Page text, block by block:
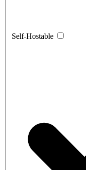
Self-Hostable